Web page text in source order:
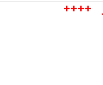
++++